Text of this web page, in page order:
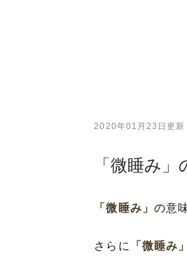
2020年01月23日更新
「微睡み
「微睡み」 の意
さらに 「微睡み」